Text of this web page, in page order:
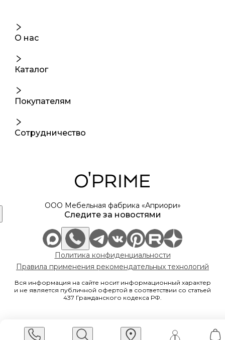
О нас
Каталог
Покупателям
Сотрудничество
ООО Мебельная фабрика «Априори»
Следите за новостями
Политика конфиденциальности
Правила применения рекомендательных технологий
Вся информация на сайте носит информационный характер
и не является публичной офертой в соответствии со статьей
437 Гражданского кодекса РФ.